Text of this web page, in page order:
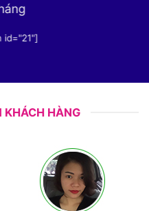
id="21"]
KHÁCH HÀNG